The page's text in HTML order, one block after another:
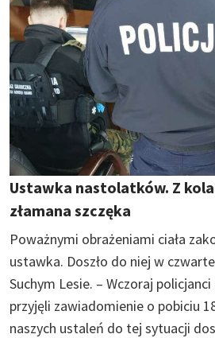
Ustawka nastolatków. Z
złamana szczęka
Poważnymi obrażeniami ciała
ustawka. Doszło do niej w
Suchym Lesie. – Wczoraj policjanci
przyjęli zawiadomienie o pobiciu
naszych ustaleń do tej sytuacji